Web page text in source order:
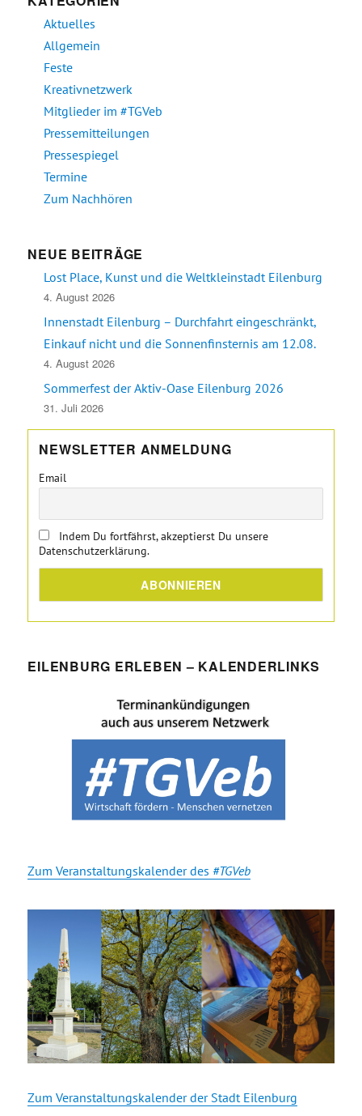
Aktuelles
Allgemein
Feste
Kreativnetzwerk
Mitglieder im #TGVeb
Pressemitteilungen
Pressespiegel
Termine
Zum Nachhören
NEUE BEITRÄGE
Lost Place, Kunst und die Weltkleinstadt Eilenburg
4. August 2026
Innenstadt Eilenburg – Durchfahrt eingeschränkt,
Einkauf nicht und die Sonnenfinsternis am 12.08.
4. August 2026
Sommerfest der Aktiv-Oase Eilenburg 2026
31. Juli 2026
NEWSLETTER ANMELDUNG
Email
Indem Du fortfährst, akzeptierst Du unsere
Datenschutzerklärung.
EILENBURG ERLEBEN – KALENDERLINKS
Zum Veranstaltungskalender des #TGVeb
Zum Veranstaltungskalender der Stadt Eilenburg